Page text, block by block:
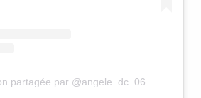
partagée par @angele_dc_06